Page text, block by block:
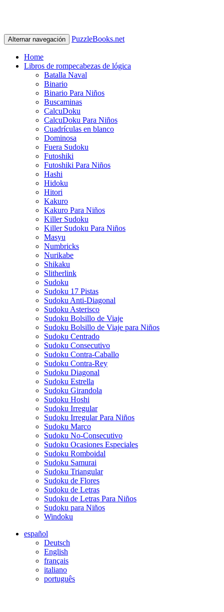
Alternar navegación PuzzleBooks.net
Home
Libros de rompecabezas de lógica
Batalla Naval
Binario
Binario Para Niños
Buscaminas
CalcuDoku
CalcuDoku Para Niños
Cuadrículas en blanco
Dominosa
Fuera Sudoku
Futoshiki
Futoshiki Para Niños
Hashi
Hidoku
Hitori
Kakuro
Kakuro Para Niños
Killer Sudoku
Killer Sudoku Para Niños
Masyu
Numbricks
Nurikabe
Shikaku
Slitherlink
Sudoku
Sudoku 17 Pistas
Sudoku Anti-Diagonal
Sudoku Asterisco
Sudoku Bolsillo de Viaje
Sudoku Bolsillo de Viaje para Niños
Sudoku Centrado
Sudoku Consecutivo
Sudoku Contra-Caballo
Sudoku Contra-Rey
Sudoku Diagonal
Sudoku Estrella
Sudoku Girandola
Sudoku Hoshi
Sudoku Irregular
Sudoku Irregular Para Niños
Sudoku Marco
Sudoku No-Consecutivo
Sudoku Ocasiones Especiales
Sudoku Romboidal
Sudoku Samurai
Sudoku Triangular
Sudoku de Flores
Sudoku de Letras
Sudoku de Letras Para Niños
Sudoku para Niños
Windoku
español
Deutsch
English
français
italiano
português